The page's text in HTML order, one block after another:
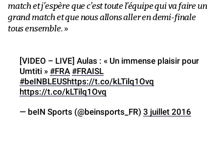
match et j’espère que c’est toute l’équipe qui va faire un
grand match et que nous allons aller en demi-finale
tous ensemble. »
[VIDEO – LIVE] Aulas : « Un immense plaisir pour
Umtiti » #FRA #FRAISL
#beINBLEUShttps://t.co/kLTilq1Ovq
https://t.co/kLTilq1Ovq
— beIN Sports (@beinsports_FR) 3 juillet 2016